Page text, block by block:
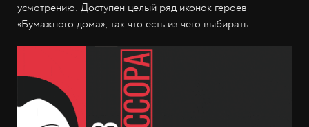
усмотрению. Доступен целый ряд иконок героев
«Бумажного дома», так что есть из чего выбирать.